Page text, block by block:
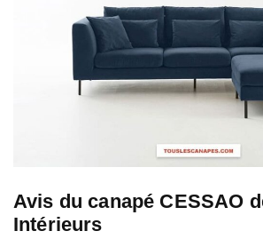
Avis du canapé CESSAO
Intérieurs